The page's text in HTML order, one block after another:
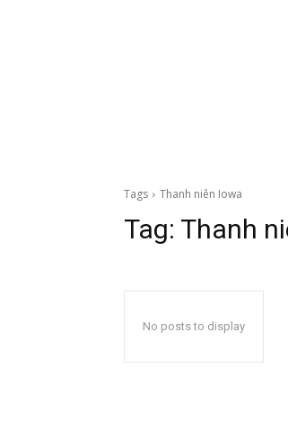
Tags Thanh niên Iowa
Tag: Thanh
No posts to display